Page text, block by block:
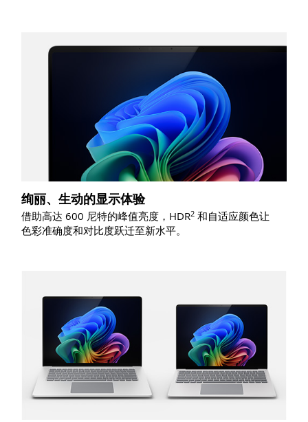
绚丽、生动的显示体验
借助高达 600 尼特的峰值亮度， HDR2 和自适应颜色让
色彩准确度和对比度跃迁至新水平。